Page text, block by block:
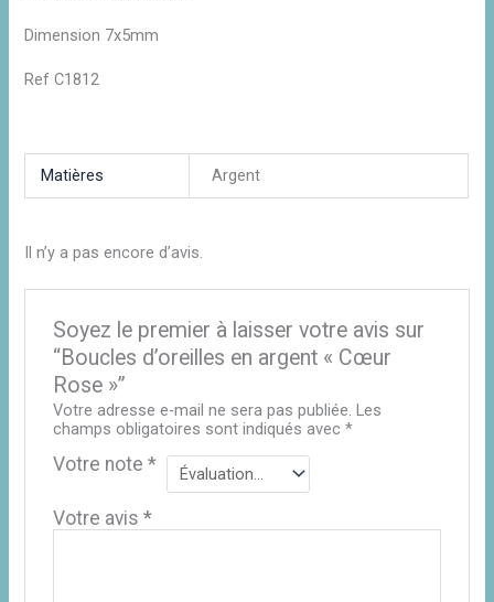
Dimension 7x5mm
Ref C1812
Matières Argent
Il n’y a pas encore d’avis.
Soyez le premier à laisser votre avis sur
“Boucles d’oreilles en argent « Cœur
Rose »”
Votre adresse e-mail ne sera pas publiée. Les
champs obligatoires sont indiqués avec *
Votre note *
Votre avis *